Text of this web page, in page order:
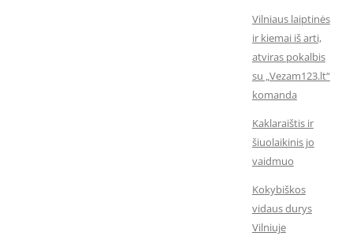
Vilniaus laiptinės
ir kiemai iš arti,
atviras pokalbis
su „Vezam123.lt“
komanda
Kaklaraištis ir
šiuolaikinis jo
vaidmuo
Kokybiškos
vidaus durys
Vilniuje